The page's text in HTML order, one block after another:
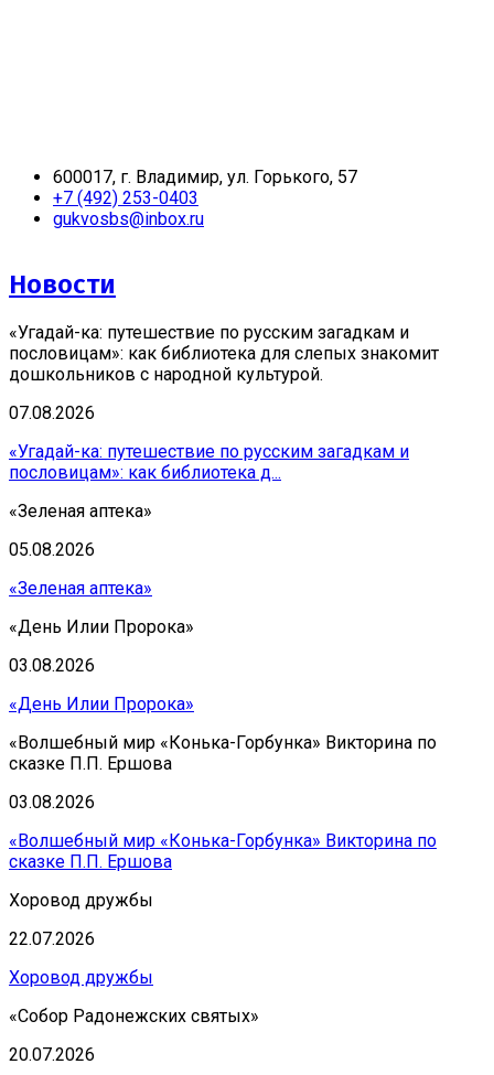
600017, г. Владимир, ул. Горького, 57
+7 (492) 253-0403
gukvosbs@inbox.ru
Новости
«Угадай-ка: путешествие по русским загадкам и
пословицам»: как библиотека для слепых знакомит
дошкольников с народной культурой.
07.08.2026
«Угадай-ка: путешествие по русским загадкам и
пословицам»: как библиотека д...
«Зеленая аптека»
05.08.2026
«Зеленая аптека»
«День Илии Пророка»
03.08.2026
«День Илии Пророка»
«Волшебный мир «Конька-Горбунка» Викторина по
сказке П.П. Ершова
03.08.2026
«Волшебный мир «Конька-Горбунка» Викторина по
сказке П.П. Ершова
Хоровод дружбы
22.07.2026
Хоровод дружбы
«Собор Радонежских святых»
20.07.2026